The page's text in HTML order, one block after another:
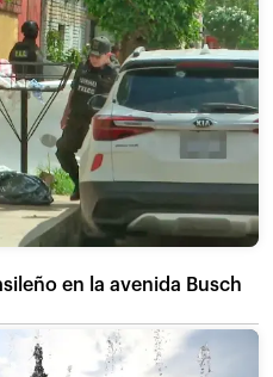
en la avenida Busch